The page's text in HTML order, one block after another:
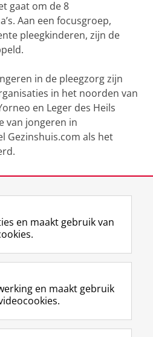
gaat om de 8
Aan een focusgroep,
pleegkinderen, zijn de
in de pleegzorg zijn
in het noorden van
en Leger des Heils
van jongeren in
Gezinshuis.com als het
F
a
e
b
o
L
i
k
e
I
R
S
-
f
e
I
n
t
r
Y
o
T
e
en maakt gebruik van
en maakt gebruik